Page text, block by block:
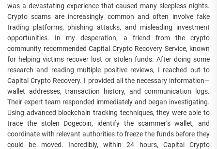
was a devastating experience that caused many sleepless nights.
Crypto scams are increasingly common and often involve fake
trading platforms, phishing attacks, and misleading investment
opportunities. In my desperation, a friend from the crypto
community recommended Capital Crypto Recovery Service, known
for helping victims recover lost or stolen funds. After doing some
research and reading multiple positive reviews, I reached out to
Capital Crypto Recovery. I provided all the necessary information—
wallet addresses, transaction history, and communication logs.
Their expert team responded immediately and began investigating.
Using advanced blockchain tracking techniques, they were able to
trace the stolen Dogecoin, identify the scammer’s wallet, and
coordinate with relevant authorities to freeze the funds before they
could be moved. Incredibly, within 24 hours, Capital Crypto